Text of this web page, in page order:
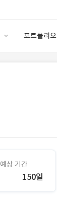
포트폴리오
예상 기간
150일